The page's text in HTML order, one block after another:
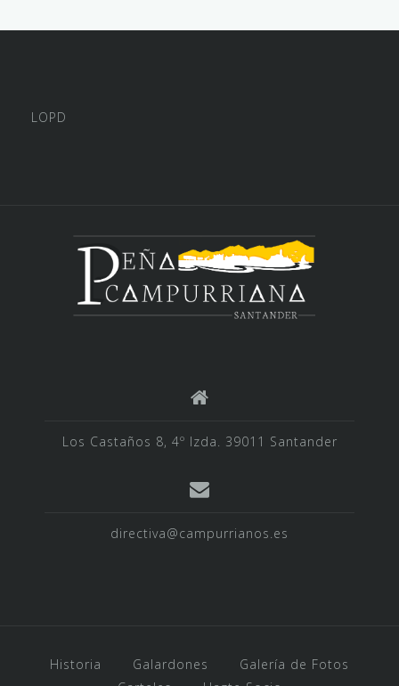
LOPD
Los Castaños 8, 4º Izda. 39011 Santander
directiva@campurrianos.es
Historia Galardones
Galería de Fotos